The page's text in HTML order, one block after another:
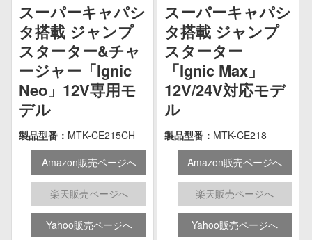
スーパーキャパシ
タ搭載 ジャンプ
スターター&チャ
ージャー「Ignic
Neo」12V専用モ
デル
製品型番： MTK-CE215CH
Amazon販売ページへ
楽天販売ページへ
Yahoo販売ページへ
スーパーキャパシ
タ搭載 ジャンプ
スターター
「Ignic Max」
12V/24V対応モデ
ル
製品型番： MTK-CE218
Amazon販売ページへ
楽天販売ページへ
Yahoo販売ページへ